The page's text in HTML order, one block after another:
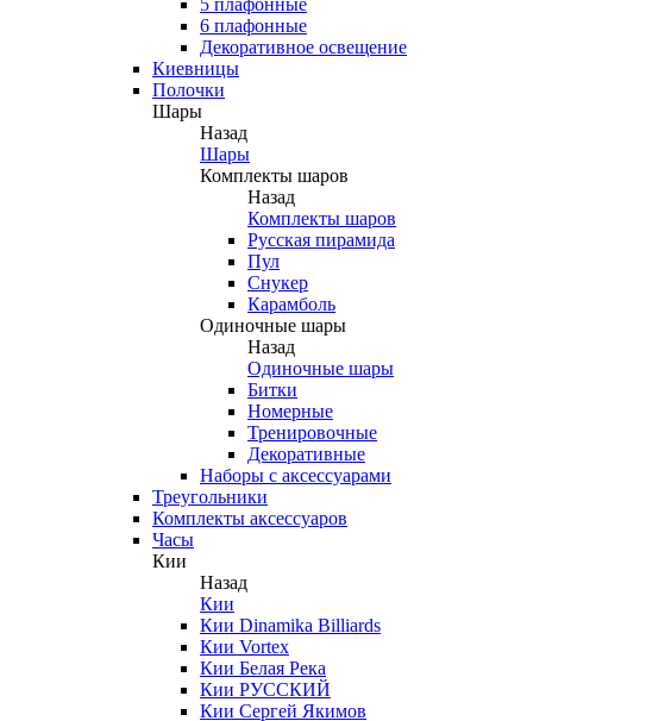
5 плафонные
6 плафонные
Декоративное освещение
Киевницы
Полочки
Шары
Назад
Шары
Комплекты шаров
Назад
Комплекты шаров
Русская пирамида
Пул
Снукер
Карамболь
Одиночные шары
Назад
Одиночные шары
Битки
Номерные
Тренировочные
Декоративные
Наборы с аксессуарами
Треугольники
Комплекты аксессуаров
Часы
Кии
Назад
Кии
Кии Dinamika Billiards
Кии Vortex
Кии Белая Река
Кии РУССКИЙ
Кии Сергей Якимов